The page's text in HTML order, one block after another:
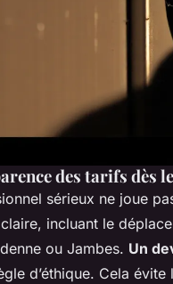
des tarifs dès
sérieux ne joue
incluant le
ou Jambes. Un
d’éthique. Cela